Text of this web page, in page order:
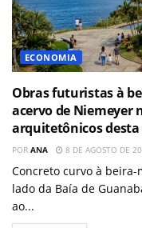
ECONOMIA
Obras futuristas à
acervo de Niemeyer
arquitetônicos
POR ANA 8 DE AGOSTO DE
Concreto curvo à
lado da Baía de
ao...